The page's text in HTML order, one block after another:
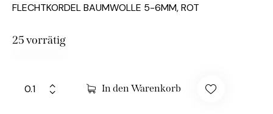
FLECHTKORDEL BAUMWOLLE 5-6MM, ROT
25 vorrätig
In den Warenkorb